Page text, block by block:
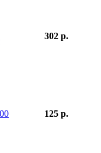
302 р.
125 р.